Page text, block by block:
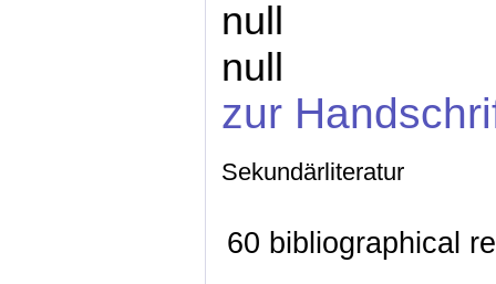
null
null
zur
Sekundärliteratur
60 bibliographical